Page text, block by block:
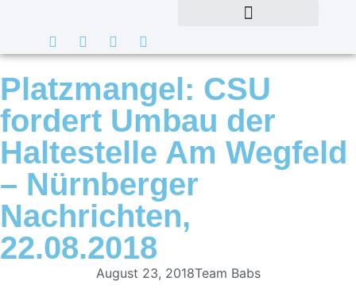
Platzmangel: CSU
fordert Umbau der
Haltestelle Am Wegfeld
– Nürnberger
Nachrichten,
22.08.2018
August 23, 2018Team Babs